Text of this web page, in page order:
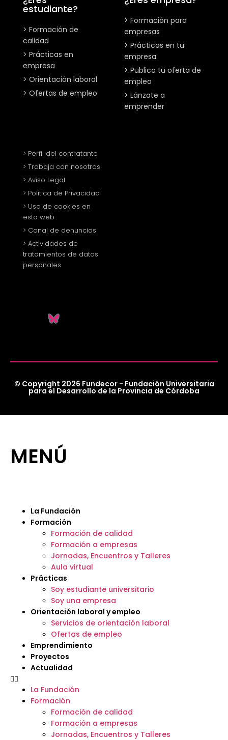
estudiante?
> Formación de
calidad
> Prácticas en
empresa
> Orientación laboral
> Ofertas de empleo
> Formación para
empresas
> Prácticas en tu
empresa
> Publica tu oferta de
empleo
> Lánzate a
emprender
> Perfil del contratante
> Trabaja con nosotros
> Aviso Legal
> Política de Privacidad
> Uso de cookies en
esta web
> Canal de denuncias
> Actividades de
tratamientos de datos
personales
© Copyright 2026 Fundecor - Fundación Universitaria
para el Desarrollo de la Provincia de Córdoba
MENÚ
La Fundación
Formación
Formación de calidad
Formación a empresas
Jornadas, Encuentros y Talleres
Aula virtual
Prácticas
Soy estudiante universitario
Soy una empresa
Orientación laboral y empleo
Servicios de orientación laboral
Ofertas de empleo
Emprendimiento
Proyectos
Actualidad
La Fundación
Formación
Formación de calidad
Formación a empresas
Jornadas, Encuentros y Talleres